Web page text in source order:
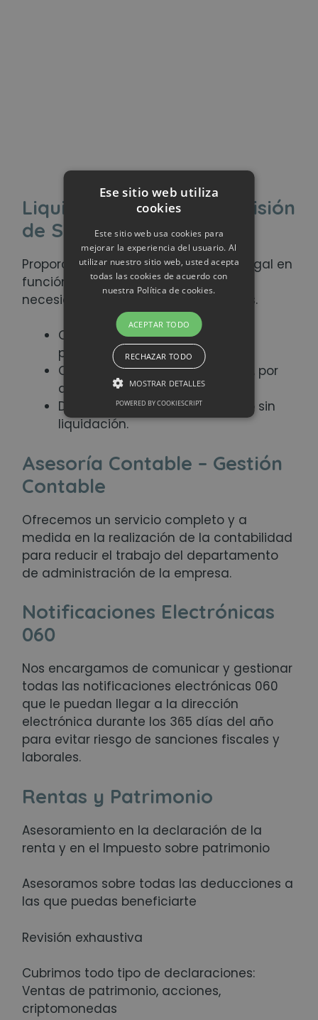
Liquidación, Fusión y Escisión
de Sociedades
Proporcionamos un asesoramiento legal en
función de cada negocio y de las
necesidades operativas y financieras.
Operaciones de escisión total y
parcial
Operaciones de fusión inversas, por
absorción, impropias, etc.,
Disolución de sociedades con o sin
liquidación.
Asesoría Contable – Gestión
Contable
Ofrecemos un servicio completo y a
medida en la realización de la contabilidad
para reducir el trabajo del departamento
de administración de la empresa.
Notificaciones Electrónicas
060
Nos encargamos de comunicar y gestionar
todas las notificaciones electrónicas 060
que le puedan llegar a la dirección
electrónica durante los 365 días del año
para evitar riesgo de sanciones fiscales y
laborales.
Rentas y Patrimonio
Asesoramiento en la declaración de la
renta y en el Impuesto sobre patrimonio
Asesoramos sobre todas las deducciones a
las que puedas beneficiarte
Revisión exhaustiva
Cubrimos todo tipo de declaraciones:
Ventas de patrimonio, acciones,
criptomonedas
Ese sitio web utiliza
cookies
Este sitio web usa cookies para
mejorar la experiencia del usuario. Al
utilizar nuestro sitio web, usted acepta
todas las cookies de acuerdo con
nuestra Política de cookies.
ACEPTAR TODO
RECHAZAR TODO
MOSTRAR DETALLES
POWERED BY COOKIESCRIPT